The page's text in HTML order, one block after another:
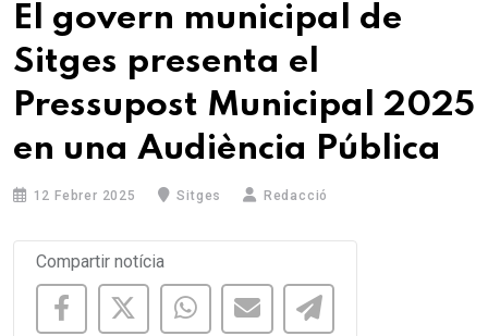
El govern municipal de
Sitges presenta el
Pressupost Municipal 2025
en una Audiència Pública
12 Febrer 2025 Sitges Redacció
Compartir notícia